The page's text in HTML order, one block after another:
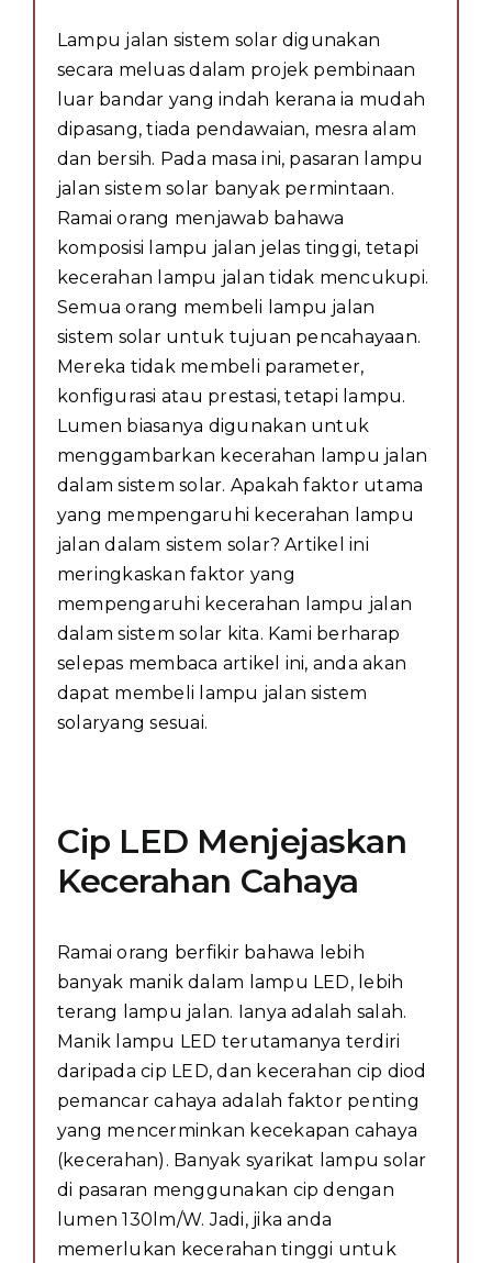
Lampu jalan sistem solar digunakan
secara meluas dalam projek pembinaan
luar bandar yang indah kerana ia mudah
dipasang, tiada pendawaian, mesra alam
dan bersih. Pada masa ini, pasaran lampu
jalan sistem solar banyak permintaan.
Ramai orang menjawab bahawa
komposisi lampu jalan jelas tinggi, tetapi
kecerahan lampu jalan tidak mencukupi.
Semua orang membeli lampu jalan
sistem solar untuk tujuan pencahayaan.
Mereka tidak membeli parameter,
konfigurasi atau prestasi, tetapi lampu.
Lumen biasanya digunakan untuk
menggambarkan kecerahan lampu jalan
dalam sistem solar. Apakah faktor utama
yang mempengaruhi kecerahan lampu
jalan dalam sistem solar? Artikel ini
meringkaskan faktor yang
mempengaruhi kecerahan lampu jalan
dalam sistem solar kita. Kami berharap
selepas membaca artikel ini, anda akan
dapat membeli lampu jalan sistem
solaryang sesuai.
Cip LED Menjejaskan
Kecerahan Cahaya
Ramai orang berfikir bahawa lebih
banyak manik dalam lampu LED, lebih
terang lampu jalan. Ianya adalah salah.
Manik lampu LED terutamanya terdiri
daripada cip LED, dan kecerahan cip diod
pemancar cahaya adalah faktor penting
yang mencerminkan kecekapan cahaya
(kecerahan). Banyak syarikat lampu solar
di pasaran menggunakan cip dengan
lumen 130lm/W. Jadi, jika anda
memerlukan kecerahan tinggi untuk